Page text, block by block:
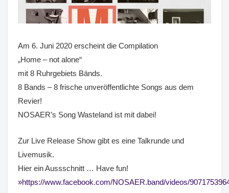
Am 6. Juni 2020 erscheint die Compilation
„Home – not alone“
mit 8 Ruhrgebiets Bänds.
8 Bands – 8 frische unveröffentlichte Songs aus dem
Revier!
NOSAER’s Song Wasteland ist mit dabei!
Zur Live Release Show gibt es eine Talkrunde und
Livemusik.
Hier ein Aussschnitt … Have fun!
https://www.facebook.com/NOSAER.band/videos/